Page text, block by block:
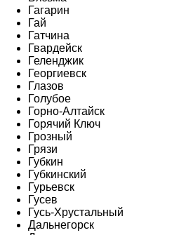
Гагарин
Гай
Гатчина
Гвардейск
Геленджик
Георгиевск
Глазов
Голубое
Горно-Алтайск
Горячий Ключ
Грозный
Грязи
Губкин
Губкинский
Гурьевск
Гусев
Гусь-Хрустальный
Дальнегорск